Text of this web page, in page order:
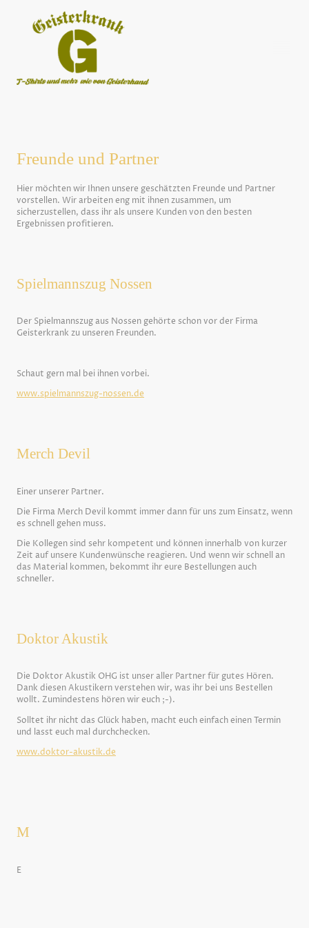
Freunde und Partner
Hier möchten wir Ihnen unsere geschätzten Freunde und Partner
vorstellen. Wir arbeiten eng mit ihnen zusammen, um
sicherzustellen, dass ihr als unsere Kunden von den besten
Ergebnissen profitieren.
Spielmannszug Nossen
Der Spielmannszug aus Nossen gehörte schon vor der Firma
Geisterkrank zu unseren Freunden.
Schaut gern mal bei ihnen vorbei.
www.spielmannszug-nossen.de
Merch Devil
Einer unserer Partner.
Die Firma Merch Devil kommt immer dann für uns zum Einsatz, wenn
es schnell gehen muss.
Die Kollegen sind sehr kompetent und können innerhalb von kurzer
Zeit auf unsere Kundenwünsche reagieren. Und wenn wir schnell an
das Material kommen, bekommt ihr eure Bestellungen auch
schneller.
Doktor Akustik
Die Doktor Akustik OHG ist unser aller Partner für gutes Hören.
Dank diesen Akustikern verstehen wir, was ihr bei uns Bestellen
wollt. Zumindestens hören wir euch ;-).
Solltet ihr nicht das Glück haben, macht euch einfach einen Termin
und lasst euch mal durchchecken.
www.doktor-akustik.de
M
E